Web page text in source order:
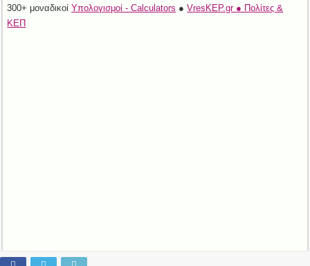
300+ μοναδικοίΥπολογισμοί - Calculators ●VresKEP.gr ● Πολίτες &
ΚΕΠ